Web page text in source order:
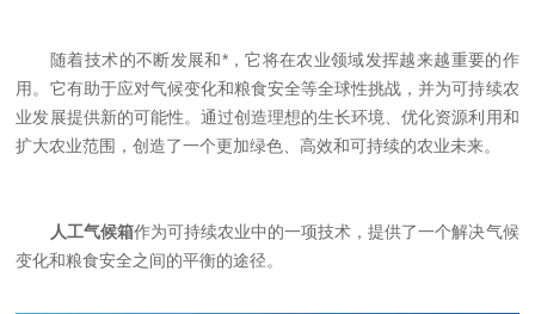
随着技术的不断发展和*，它将在农业领域发挥越来越重要的作
用。它有助于应对气候变化和粮食安全等全球性挑战，并为可持续农
业发展提供新的可能性。通过创造理想的生长环境、优化资源利用和
扩大农业范围，创造了一个更加绿色、高效和可持续的农业未来。
人工气候箱作为可持续农业中的一项技术，提供了一个解决气候
变化和粮食安全之间的平衡的途径。